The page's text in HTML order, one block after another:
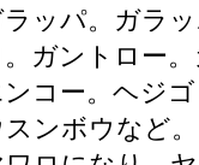
ッパ。ガラ
。ガントロー
コー。ヘジ
スンボウなど